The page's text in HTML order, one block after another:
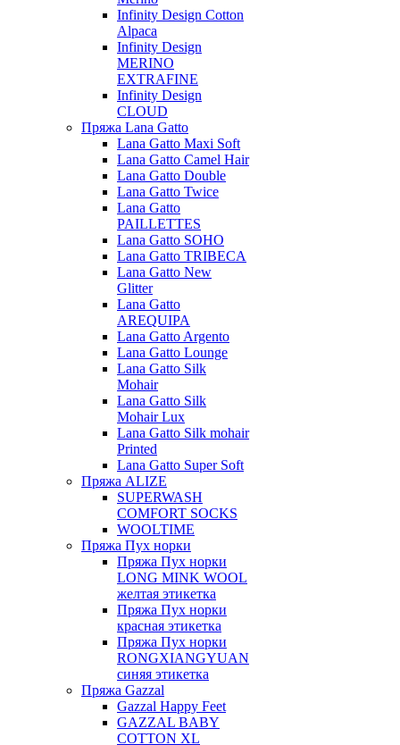
Infinity Design Cotton
Alpaca
Infinity Design
MERINO
EXTRAFINE
Infinity Design
CLOUD
Пряжа Lana Gatto
Lana Gatto Maxi Soft
Lana Gatto Camel Hair
Lana Gatto Double
Lana Gatto Twice
Lana Gatto
PAILLETTES
Lana Gatto SOHO
Lana Gatto TRIBECA
Lana Gatto New
Glitter
Lana Gatto
AREQUIPA
Lana Gatto Argento
Lana Gatto Lounge
Lana Gatto Silk
Mohair
Lana Gatto Silk
Mohair Lux
Lana Gatto Silk mohair
Printed
Lana Gatto Super Soft
Пряжа ALIZE
SUPERWASH
COMFORT SOCKS
WOOLTIME
Пряжа Пух норки
Пряжа Пух норки
LONG MINK WOOL
желтая этикетка
Пряжа Пух норки
красная этикетка
Пряжа Пух норки
RONGXIANGYUAN
синяя этикетка
Пряжа Gazzal
Gazzal Happy Feet
GAZZAL BABY
COTTON XL